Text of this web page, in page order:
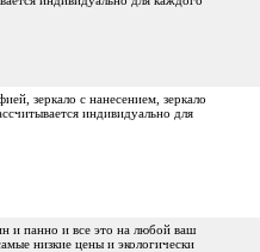
зеркало с нанесением, зеркало
индивидуально для
и панно и все это на любой ваш
низкие цены и экологически